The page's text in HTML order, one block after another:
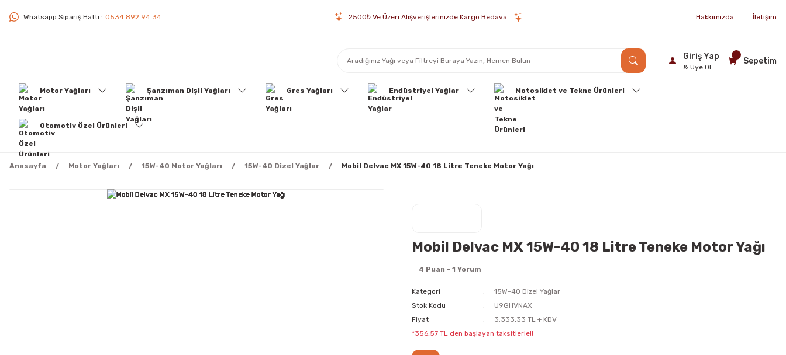
Whatsapp Sipariş Hattı : 0534 892 94 34 2500₺ Ve Üzeri Alışverişlerinizde Kargo Bedava. Hakkımızda İletişim
Giriş Yap
& Üye Ol
Sepetim
Motor Yağları Şanzıman Dişli Yağları Gres Yağları Endüstriyel Yağlar Motosiklet ve Tekne Ürünleri
Otomotiv Özel Ürünleri
Anasayfa Motor Yağları 15W-40 Motor Yağları 15W-40 Dizel Yağlar Mobil Delvac MX 15W-40 18 Litre Teneke Motor Yağı
Mobil Delvac MX 15W-40 18 Litre Teneke Motor Yağı
4 Puan - 1 Yorum
Kategori
15W-40 Dizel Yağlar
Stok Kodu
U9GHVNAX
Fiyat
3.333,33 TL + KDV
*356,57 TL den başlayan taksitlerle!!